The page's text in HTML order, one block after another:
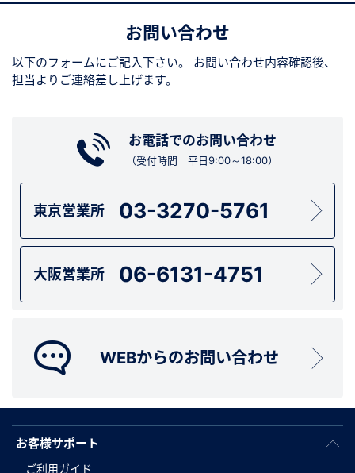
お問い合わせ
以下のフォームにご記入下さい。
お問い合わせ内容確認後、
担当よりご連絡差し上げます。
お電話でのお問い合わせ
（受付時間 平日9:00～18:00）
東京営業所 03-3270-5761
大阪営業所 06-6131-4751
WEBからのお問い合わせ
お客様サポート
ご利用ガイド